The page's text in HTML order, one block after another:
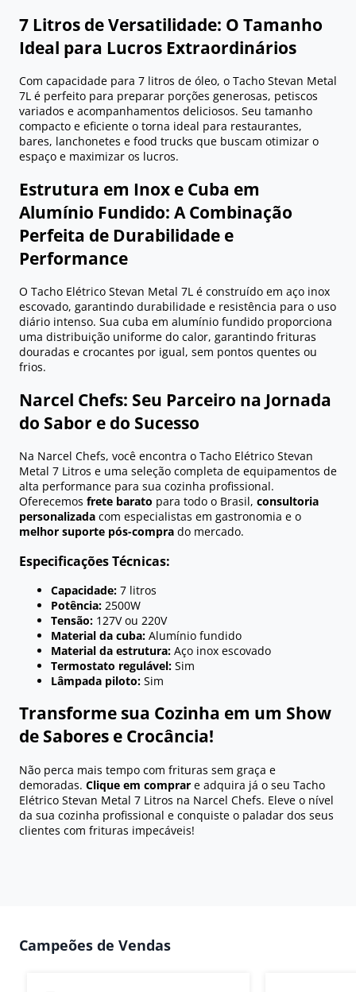
7 Litros de Versatilidade: O Tamanho
Ideal para Lucros Extraordinários
Com capacidade para 7 litros de óleo, o Tacho Stevan Metal
7L é perfeito para preparar porções generosas, petiscos
variados e acompanhamentos deliciosos. Seu tamanho
compacto e eficiente o torna ideal para restaurantes,
bares, lanchonetes e food trucks que buscam otimizar o
espaço e maximizar os lucros.
Estrutura em Inox e Cuba em
Alumínio Fundido: A Combinação
Perfeita de Durabilidade e
Performance
O Tacho Elétrico Stevan Metal 7L é construído em aço inox
escovado, garantindo durabilidade e resistência para o uso
diário intenso. Sua cuba em alumínio fundido proporciona
uma distribuição uniforme do calor, garantindo frituras
douradas e crocantes por igual, sem pontos quentes ou
frios.
Narcel Chefs: Seu Parceiro na Jornada
do Sabor e do Sucesso
Na Narcel Chefs, você encontra o Tacho Elétrico Stevan
Metal 7 Litros e uma seleção completa de equipamentos de
alta performance para sua cozinha profissional.
Oferecemos frete barato para todo o Brasil, consultoria
personalizada com especialistas em gastronomia e o
melhor suporte pós-compra do mercado.
Especificações Técnicas:
Capacidade: 7 litros
Potência: 2500W
Tensão: 127V ou 220V
Material da cuba: Alumínio fundido
Material da estrutura: Aço inox escovado
Termostato regulável: Sim
Lâmpada piloto: Sim
Transforme sua Cozinha em um Show
de Sabores e Crocância!
Não perca mais tempo com frituras sem graça e
demoradas. Clique em comprar e adquira já o seu Tacho
Elétrico Stevan Metal 7 Litros na Narcel Chefs. Eleve o nível
da sua cozinha profissional e conquiste o paladar dos seus
clientes com frituras impecáveis!
Campeões de Vendas